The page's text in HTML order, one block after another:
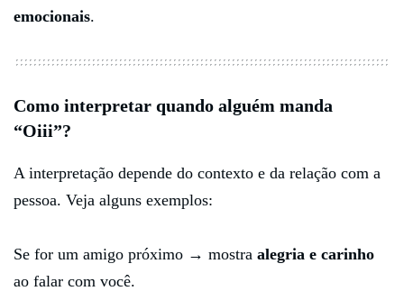
emocionais.
Como interpretar quando alguém manda
“Oiii”?
A interpretação depende do contexto e da relação com a
pessoa. Veja alguns exemplos:
Se for um amigo próximo → mostra alegria e carinho
ao falar com você.